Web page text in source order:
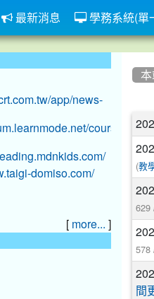
本
(教
629
578
間
[ more... ]
最新消息 學務系統(單